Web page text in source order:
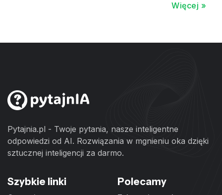
Więcej »
Pytajnia.pl - Twoje pytania, nasze inteligentne
odpowiedzi od AI. Rozwiązania w mgnieniu oka dzięki
sztucznej inteligencji za darmo.
Szybkie linki Polecamy